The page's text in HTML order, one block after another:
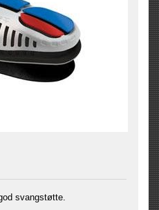
svangstøtte.